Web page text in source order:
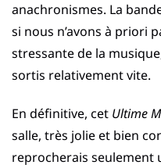
anachronismes. La
si nous n’avons à priori
stressante de la
sortis relativement vite.
En définitive, cet Ultime
salle, très jolie et bien
reprocherais seulement